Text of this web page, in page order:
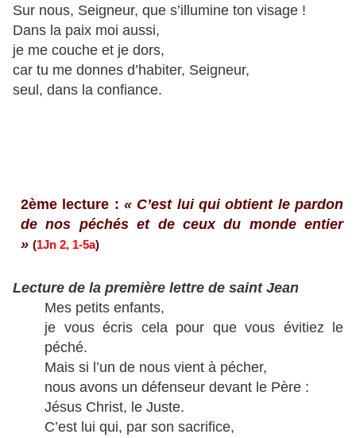
Sur nous, Seigneur, que s’illumine ton visage !
Dans la paix moi aussi,
je me couche et je dors,
car tu me donnes d’habiter, Seigneur,
seul, dans la confiance.
2ème lecture : « C’est lui qui obtient le pardon
de nos péchés et de ceux du monde entier
» (1Jn 2, 1-5a)
Lecture de la première lettre de saint Jean
Mes petits enfants,
je vous écris cela pour que vous évitiez le
péché.
Mais si l’un de nous vient à pécher,
nous avons un défenseur devant le Père :
Jésus Christ, le Juste.
C’est lui qui, par son sacrifice,